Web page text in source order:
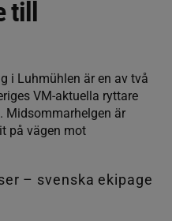
i Luhmühlen är en av två
VM-aktuella ryttare
Midsommarhelgen är
på vägen mot